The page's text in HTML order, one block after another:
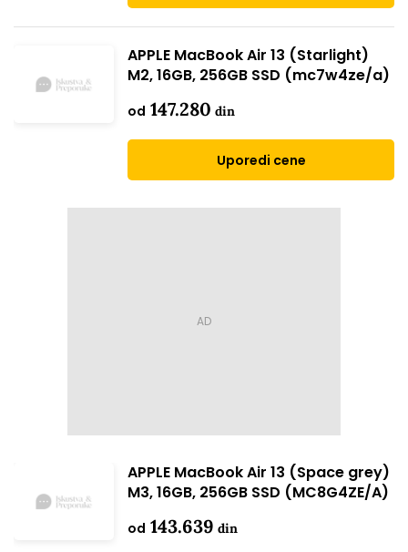
APPLE MacBook Air 13 (Starlight)
M2, 16GB, 256GB SSD (mc7w4ze/a)
od 147.280 din
Uporedi cene
APPLE MacBook Air 13 (Space grey)
M3, 16GB, 256GB SSD (MC8G4ZE/A)
od 143.639 din